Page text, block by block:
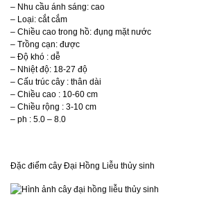
– Nhu cầu ánh sáng: cao
– Loại: cắt cắm
– Chiều cao trong hồ: đụng mặt nước
– Trồng cạn: được
– Độ khó : dễ
– Nhiệt độ: 18-27 độ
– Cấu trúc cây : thân dài
– Chiều cao : 10-60 cm
– Chiều rộng : 3-10 cm
– ph : 5.0 – 8.0
Đặc điểm cây Đại Hồng Liễu thủy sinh